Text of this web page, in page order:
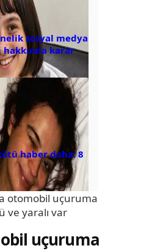
sosyal medya
hakkında karar
haber daha: 8
otomobil uçuruma
ve yaralı var
uçuruma